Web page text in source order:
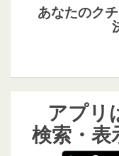
あなたのク
アプリ
検索・表